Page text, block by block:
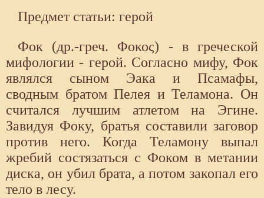
Предмет статьи: герой
Фок (др.-греч. Φοκος) - в греческой
мифологии - герой. Согласно мифу, Фок
являлся сыном Эака и Псамафы,
сводным братом Пелея и Теламона. Он
считался лучшим атлетом на Эгине.
Завидуя Фоку, братья составили заговор
против него. Когда Теламону выпал
жребий состязаться с Фоком в метании
диска, он убил брата, а потом закопал его
тело в лесу.